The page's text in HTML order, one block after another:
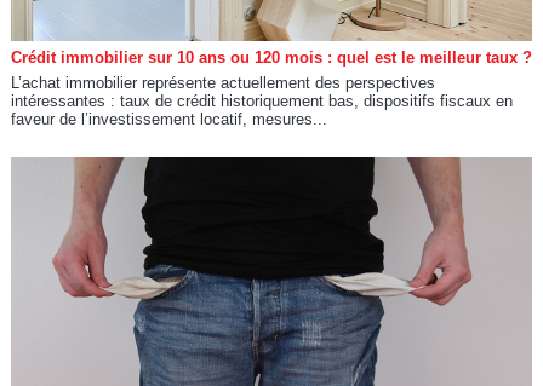
Crédit immobilier sur 10 ans ou 120 mois : quel est le meilleur taux ?
L’achat immobilier représente actuellement des perspectives
intéressantes : taux de crédit historiquement bas, dispositifs fiscaux en
faveur de l’investissement locatif, mesures...